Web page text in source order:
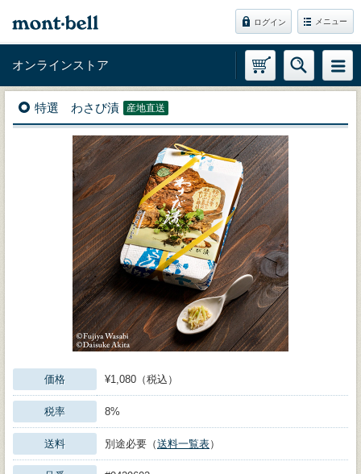
ログイン メニュー
オンラインストア
特選 わさび漬 産地直送
価格 ¥1,080（税込）
税率 8%
送料 別途必要（送料一覧表）